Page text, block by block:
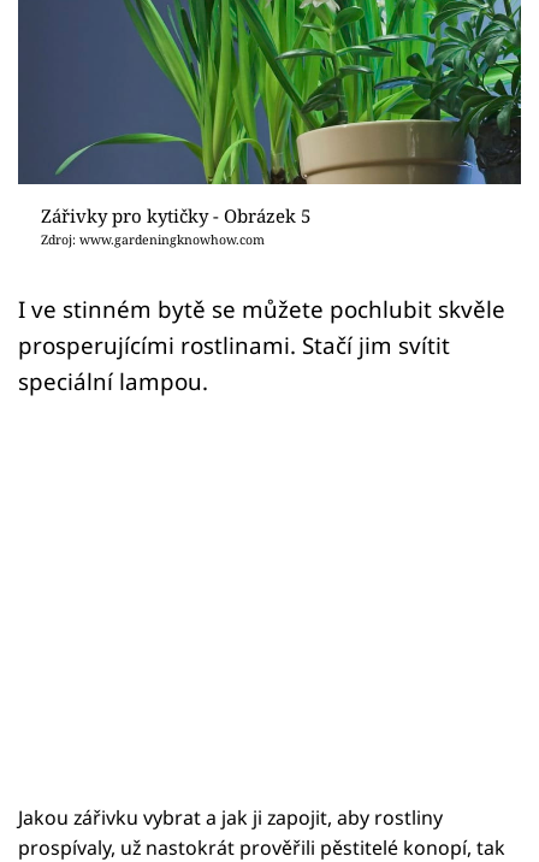
Sledujte prima+
Přihlášení
Sledujte nás
Zářivky pro kytičky - Obrázek 5
Zdroj: www.gardeningknowhow.com
I ve stinném bytě se můžete pochlubit skvěle
prosperujícími rostlinami. Stačí jim svítit
speciální lampou.
Jakou zářivku vybrat a jak ji zapojit, aby rostliny
prospívaly, už nastokrát prověřili pěstitelé konopí, tak